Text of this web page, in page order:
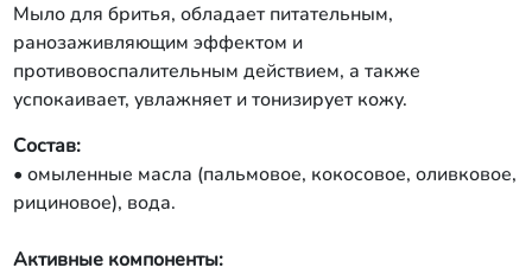
Мыло для бритья, обладает питательным,
ранозаживляющим эффектом и
противовоспалительным действием, а также
успокаивает, увлажняет и тонизирует кожу.
Состав:
• омыленные масла (пальмовое, кокосовое, оливковое,
рициновое), вода.
Активные компоненты: